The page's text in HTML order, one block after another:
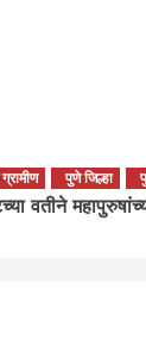
पुणे जिल्हा
वतीने